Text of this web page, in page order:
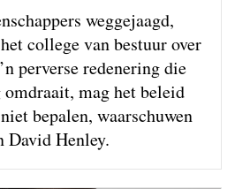
weg­gejaagd,
college van bestuur over
perverse redenering die
mag het beleid
bepalen, waarschuwen
David Henley.